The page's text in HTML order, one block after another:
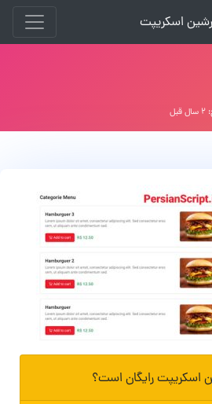
اسکریپت
اسکریپت رایگان است؟